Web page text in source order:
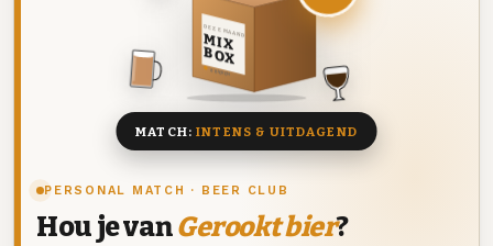
PERSONAL MATCH · BEER CLUB
Hou je vanGerookt bier?
DEZE MAAND
MIX
BOX
8 BIEREN
MATCH:INTENS & UITDAGEND